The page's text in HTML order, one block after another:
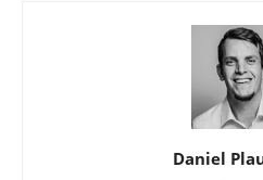
Daniel